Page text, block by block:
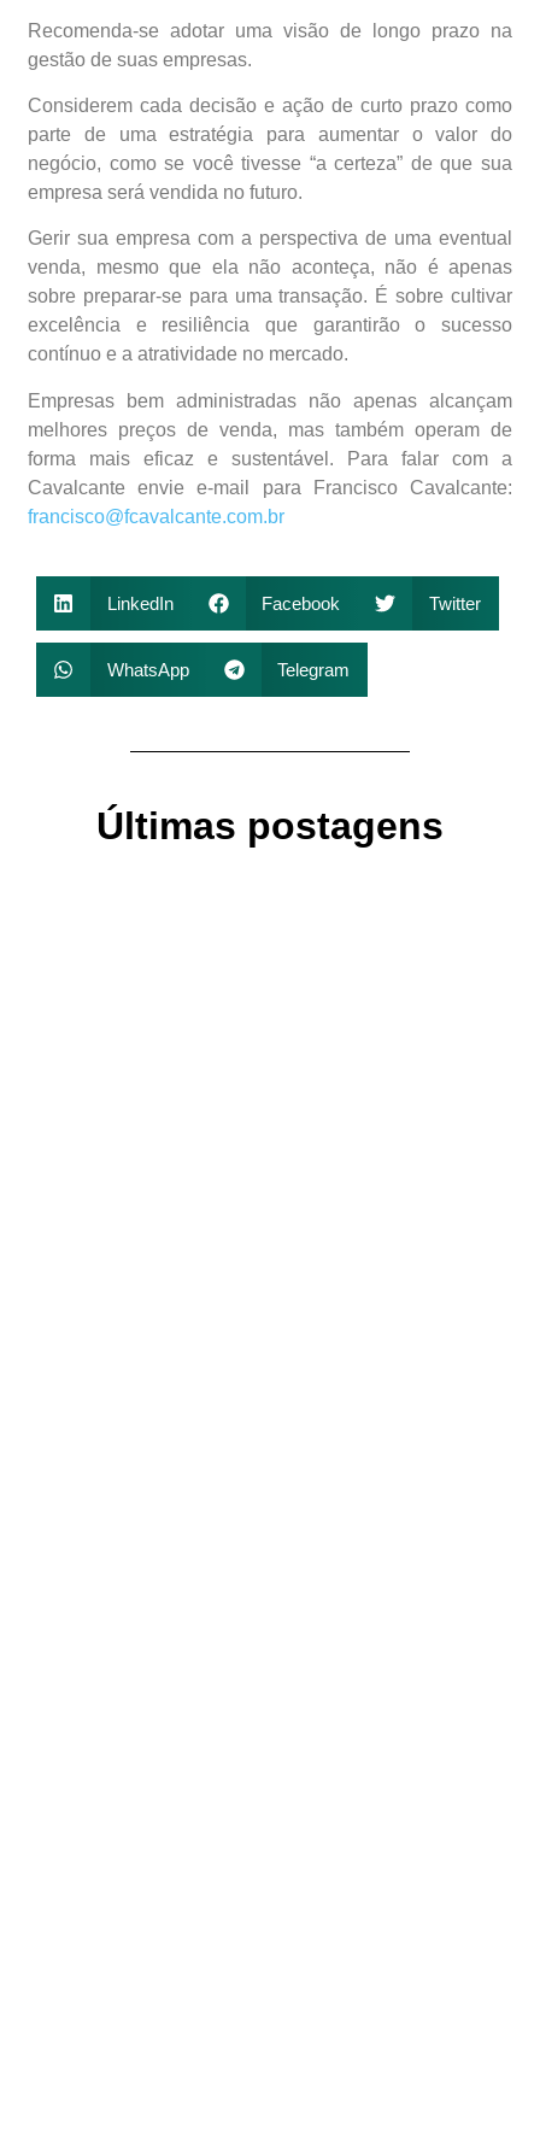
Recomenda-se adotar uma visão de longo prazo na
gestão de suas empresas.
Considerem cada decisão e ação de curto prazo como
parte de uma estratégia para aumentar o valor do
negócio, como se você tivesse “a certeza” de que sua
empresa será vendida no futuro.
Gerir sua empresa com a perspectiva de uma eventual
venda, mesmo que ela não aconteça, não é apenas
sobre preparar-se para uma transação. É sobre cultivar
excelência e resiliência que garantirão o sucesso
contínuo e a atratividade no mercado.
Empresas bem administradas não apenas alcançam
melhores preços de venda, mas também operam de
forma mais eficaz e sustentável. Para falar com a
Cavalcante envie e-mail para Francisco Cavalcante:
francisco@fcavalcante.com.br
LinkedIn Facebook Twitter
WhatsApp Telegram
Últimas postagens